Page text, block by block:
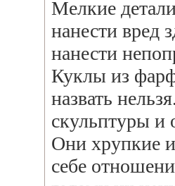
Мелкие
нанести вред
нанести
Куклы из
назвать
скульптуры и
Они хрупкие
себе